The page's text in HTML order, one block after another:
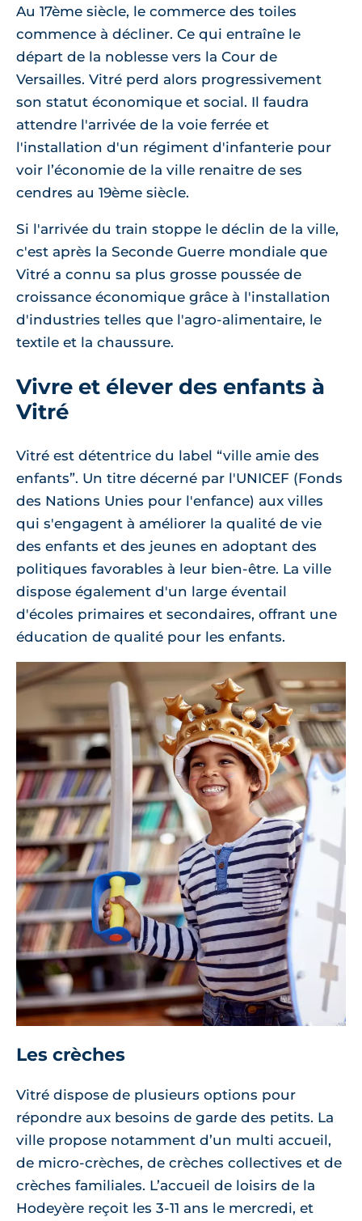
Au 17ème siècle, le commerce des toiles
commence à décliner. Ce qui entraîne le
départ de la noblesse vers la Cour de
Versailles. Vitré perd alors progressivement
son statut économique et social. Il faudra
attendre l'arrivée de la voie ferrée et
l'installation d'un régiment d'infanterie pour
voir l’économie de la ville renaitre de ses
cendres au 19ème siècle.
Si l'arrivée du train stoppe le déclin de la ville,
c'est après la Seconde Guerre mondiale que
Vitré a connu sa plus grosse poussée de
croissance économique grâce à l'installation
d'industries telles que l'agro-alimentaire, le
textile et la chaussure.
Vivre et élever des enfants à
Vitré
Vitré est détentrice du label “ville amie des
enfants”. Un titre décerné par l'UNICEF (Fonds
des Nations Unies pour l'enfance) aux villes
qui s'engagent à améliorer la qualité de vie
des enfants et des jeunes en adoptant des
politiques favorables à leur bien-être. La ville
dispose également d'un large éventail
d'écoles primaires et secondaires, offrant une
éducation de qualité pour les enfants.
Les crèches
Vitré dispose de plusieurs options pour
répondre aux besoins de garde des petits. La
ville propose notamment d’un multi accueil,
de micro-crèches, de crèches collectives et de
crèches familiales. L’accueil de loisirs de la
Hodeyère reçoit les 3-11 ans le mercredi, et